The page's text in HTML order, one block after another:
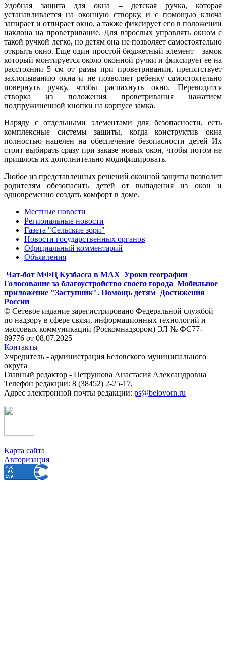
Удобная защита для окна – детская ручка, которая
устанавливается на оконную створку, и с помощью ключа
запирает и отпирает окно, а также фиксирует его в положении
наклона на проветривание. Для взрослых управлять окном с
такой ручкой легко, но детям она не позволяет самостоятельно
открыть окно. Еще один простой бюджетный элемент – замок
который монтируется около оконной ручки и фиксирует ее на
расстоянии 5 см от рамы при проветривании, препятствует
захлопыванию окна и не позволяет ребенку самостоятельно
повернуть ручку, чтобы распахнуть окно. Переводится
створка из положения проветривания нажатием
подпружиненной кнопки на корпусе замка.
Наряду с отдельными элементами для безопасности, есть
комплексные системы защиты, когда конструктив окна
полностью нацелен на обеспечение безопасности детей Их
стоит выбирать сразу при заказе новых окон, чтобы потом не
пришлось их дополнительно модифицировать.
Любое из представленных решений оконной защиты позволит
родителям обезопасить детей от выпадения из окон и
одновременно создать комфорт в доме.
Местные новости
Региональные новости
Газета "Сельские зори"
Новости государственных органов
Официальный комментарий
Объявления
Чат-бот МФЦ Кузбасса в MAX Уроки географии
Голосование за благоустройство своего города Мобильное
приложение "Заступник". Помощь детям Достижения
России
© Сетевое издание зарегистрировано Федеральной службой
по надзору в сфере связи, информационных технологий и
массовых коммуникаций (Роскомнадзором) ЭЛ № ФС77-
89776 от 08.07.2025
Контакты
Учредитель - администрация Беловского муниципального
округа
Главный редактор - Петрушова Анастасия Александровна
Телефон редакции: 8 (38452) 2-25-17,
Адрес электронной почты редакции: ps@belovorn.ru
Карта сайта
Авторизация